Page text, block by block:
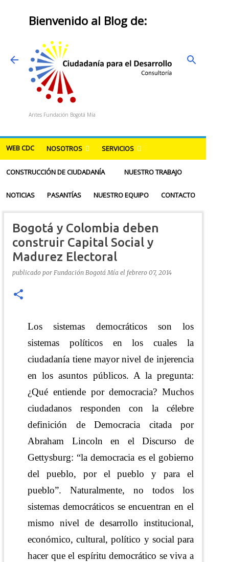
Bienvenido al Blog de:
Antes Fundación Bogotá Mía
WEB CDC NOSOTROS SERVICIOS
CONSTRUCCIÓN DE CIUDADANÍA NUESTRO TRABAJO
NOTICIAS PASANTÍAS NUESTRO EQUIPO CONTACTO
Bogotá y Colombia deben
construir Capital Social y
Madurez Electoral
publicado por Fundación Bogotá Mía el febrero 07, 2014
Los sistemas democráticos son los
sistemas políticos en los cuales la
ciudadanía tiene mayor nivel de injerencia
en los asuntos públicos. A la pregunta:
¿Qué entiende por democracia? Muchos
ciudadanos responden con la célebre
definición de Democracia citada por
Abraham Lincoln en el Discurso de
Gettysburg: “la democracia es el gobierno
del pueblo, por el puebloy para el
pueblo”. Naturalmente, no todos los
sistemas democráticos se encuentran en el
mismo nivel de desarrollo institucional,
económico, cultural, político y social para
hacer que el espíritu democrático se viva a